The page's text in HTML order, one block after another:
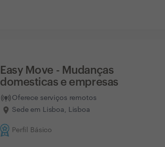
Easy Move - Mudanças
domesticas e empresas
Oferece serviços remotos
Sede em Lisboa, Lisboa
Perfil Básico